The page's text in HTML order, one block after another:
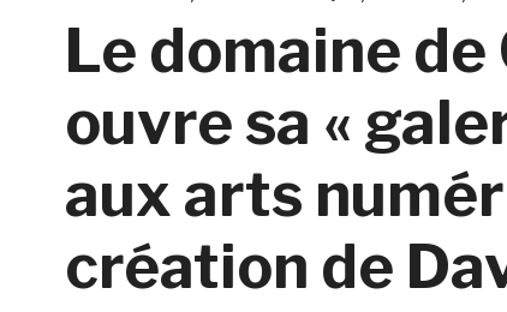
Le domaine
ouvre sa «
aux arts
création de